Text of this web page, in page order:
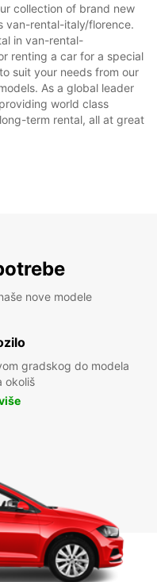
collection of brand new
van-rental-italy/florence.
in van-rental-
renting a car for a special
suit your needs from our
As a global leader
world class
term rental, all at great
nove modele
gradskog do modela
okoliš